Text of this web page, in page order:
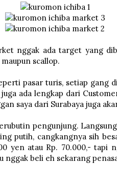
nggak ada target yang
scallop.
pasar turis, setiap gang
ada lengkap dari
saya dari Surabaya juga
pengunjung.
putih, cangkangnya sih
yen atau Rp. 70.000,- tapi
nggak beli eh sekarang